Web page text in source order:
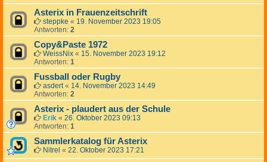
Asterix in Frauenzeitschrift
steppke « 19. November 2023 19:05
Antworten: 2
Copy&Paste 1972
WeissNix « 15. November 2023 19:12
Antworten: 1
Fussball oder Rugby
asdert« 14. November 2023 14:49
Antworten: 2
Asterix - plaudert aus der Schule
Erik « 26. Oktober 2023 09:13
Antworten: 1
Sammlerkatalog für Asterix
Nitrel « 22. Oktober 2023 17:21